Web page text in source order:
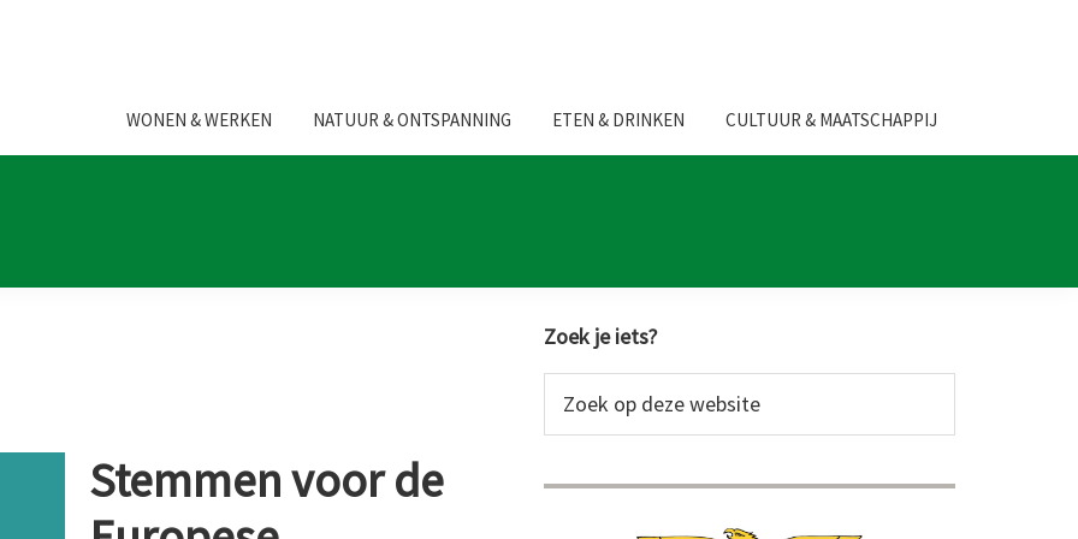
WONEN & WERKEN NATUUR & ONTSPANNING ETEN & DRINKEN CULTUUR & MAATSCHAPPIJ
Stemmen voor de
Primaire
Sidebar
Zoek je iets?
op
website